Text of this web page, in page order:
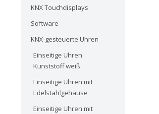
KNX Touchdisplays
Software
KNX-gesteuerte Uhren
Einseitige Uhren
Kunststoff weiß
Einseitige Uhren mit
Edelstahlgehäuse
Einseitige Uhren mit